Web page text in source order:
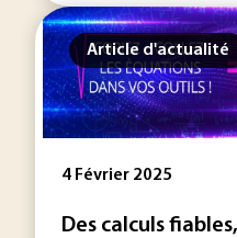
Article d'actualité
4 Février 2025
Des calculs